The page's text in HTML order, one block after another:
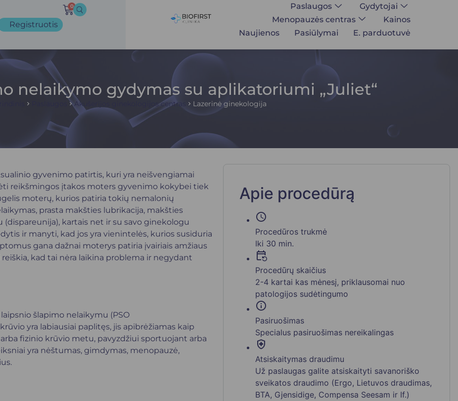
Registruotis
0 Paslaugos
Gydytojai
Menopauzės centras
Kainos
Naujienos
Pasiūlymai E. parduotuvė
nelaikymo gydymas su aplikatoriumi „Juliet“
Akušerijos ginekologijos centras Lazerinė ginekologija
gyvenimo patirtis, kuri yra neišvengiamai
reikšmingos įtakos moters gyvenimo kokybei tiek
moterų, kurios patiria tokių nemalonių
prasta makšties lubrikacija, makšties
kartais net ir su savo ginekologu
ir manyti, kad jos yra vienintelės, kurios susiduria
gana dažnai moterys patiria įvairiais amžiaus
kad tai nėra laikina problema ir negydant
šlapimo nelaikymu (PSO
yra labiausiai paplitęs, jis apibrėžiamas kaip
fizinio krūvio metu, pavyzdžiui sportuojant arba
yra nėštumas, gimdymas, menopauzė,
Apie procedūrą
schedule
Procedūros trukmė
Iki 30 min.
event_repeat
Procedūrų skaičius
2-4 kartai kas mėnesį, priklausomai nuo
patologijos sudėtingumo
info
Pasiruošimas
Specialus pasiruošimas nereikalingas
health_and_safety
Atsiskaitymas draudimu
Už paslaugas galite atsiskaityti savanoriško
sveikatos draudimo (Ergo, Lietuvos draudimas,
BTA, Gjensidige, Compensa Seesam ir If.)